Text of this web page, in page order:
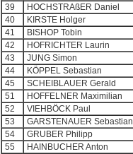
39
HOCHSTRAßER Daniel
40
KIRSTE Holger
41
BISHOP Tobin
42
HOFRICHTER Laurin
43
JUNG Simon
44
KÖPPEL Sebastian
45
SCHEIBLAUER Gerald
51
HOFFELNER Maximilian
52
VIEHBÖCK Paul
53
GARSTENAUER Sebastian
54
GRUBER Philipp
55
HAINBUCHER Anton